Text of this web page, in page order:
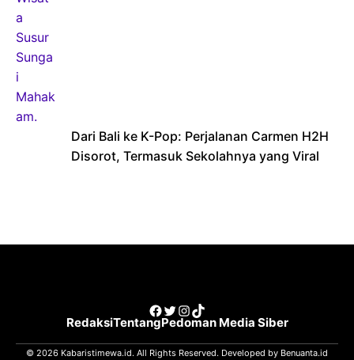
Dari Bali ke K-Pop: Perjalanan Carmen H2H
Disorot, Termasuk Sekolahnya yang Viral
Facebook
Twitter
Instagram
TikTok
RedaksiTentangPedoman Media Siber
© 2026 Kabaristimewa.id. All Rights Reserved. Developed by Benuanta.id